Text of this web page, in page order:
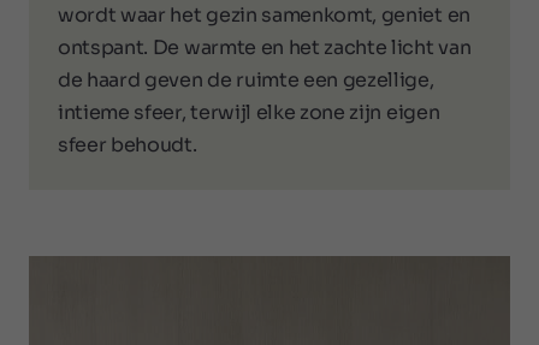
wordt waar het gezin samenkomt, geniet en
ontspant. De warmte en het zachte licht van
de haard geven de ruimte een gezellige,
intieme sfeer, terwijl elke zone zijn eigen
sfeer behoudt.